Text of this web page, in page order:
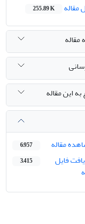
مقاله
255.89 K
مقاله
به این مقاله
مقاله
6,957
فایل
3,415